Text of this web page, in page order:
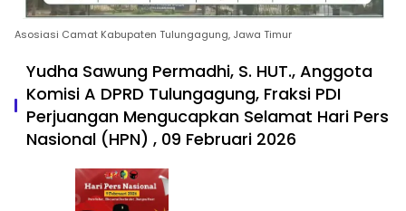
Asosiasi Camat Kabupaten Tulungagung, Jawa Timur
Yudha Sawung Permadhi, S. HUT., Anggota
Komisi A DPRD Tulungagung, Fraksi PDI
Perjuangan Mengucapkan Selamat Hari Pers
Nasional (HPN) , 09 Februari 2026